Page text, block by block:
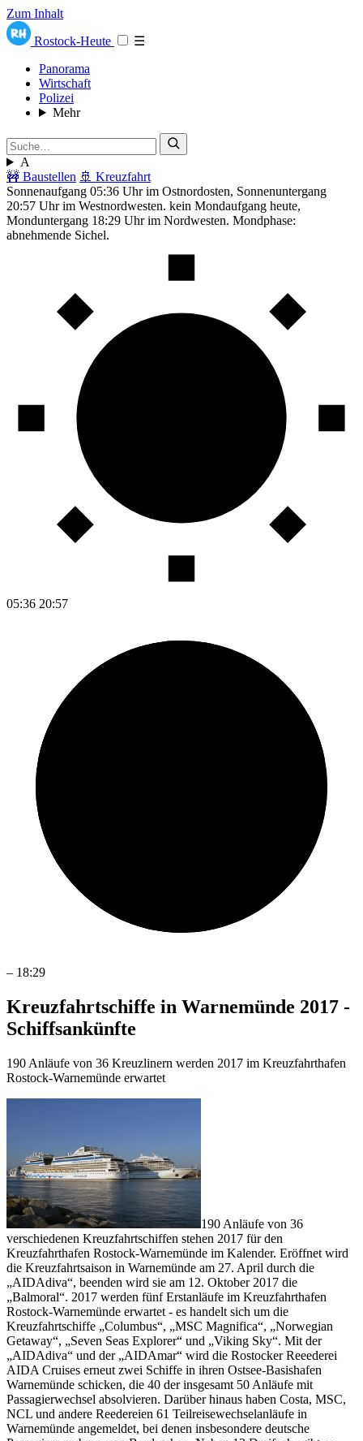
Zum Inhalt
Rostock-Heute
☰
Panorama
Wirtschaft
Polizei
Mehr
A
🚧 Baustellen 🚢 Kreuzfahrt
Sonnenaufgang 05:36 Uhr im Ostnordosten, Sonnenuntergang
20:57 Uhr im Westnordwesten. kein Mondaufgang heute,
Monduntergang 18:29 Uhr im Nordwesten. Mondphase:
abnehmende Sichel.
05:36 20:57
– 18:29
Kreuzfahrtschiffe in Warnemünde 2017 -
Schiffsankünfte
190 Anläufe von 36 Kreuzlinern werden 2017 im Kreuzfahrthafen
Rostock-Warnemünde erwartet
190 Anläufe von 36
verschiedenen Kreuzfahrtschiffen stehen 2017 für den
Kreuzfahrthafen Rostock-Warnemünde im Kalender. Eröffnet wird
die Kreuzfahrtsaison in Warnemünde am 27. April durch die
„AIDAdiva“, beenden wird sie am 12. Oktober 2017 die
„Balmoral“. 2017 werden fünf Erstanläufe im Kreuzfahrthafen
Rostock-Warnemünde erwartet - es handelt sich um die
Kreuzfahrtschiffe „Columbus“, „MSC Magnifica“, „Norwegian
Getaway“, „Seven Seas Explorer“ und „Viking Sky“. Mit der
„AIDAdiva“ und der „AIDAmar“ wird die Rostocker Reeederei
AIDA Cruises erneut zwei Schiffe in ihren Ostsee-Basishafen
Warnemünde schicken, die 40 der insgesamt 50 Anläufe mit
Passagierwechsel absolvieren. Darüber hinaus haben Costa, MSC,
NCL und andere Reedereien 61 Teilreisewechselanläufe in
Warnemünde angemeldet, bei denen insbesondere deutsche